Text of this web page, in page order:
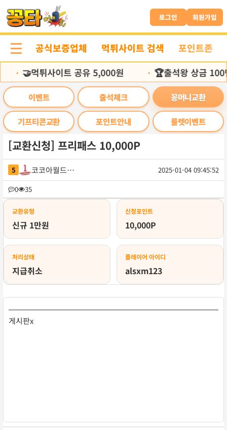
문
로
로그인 회원가입
공식보증업체 먹튀사이트 검색 포인트존
🤝먹튀사이트 공유 5,000원 🏆출석왕 상금 100
이벤트 출석체크 꽁머니교환
기프티콘교환 포인트안내 룰렛이벤트
[교환신청] 프리패스 10,000P
5 코코아월드비전
2025-01-04 09:45:52
0
35
록
교환유형
신규 1만원
신청포인트
10,000P
처리상태
지급취소
플레이어 아이디
alsxm123
게시판x